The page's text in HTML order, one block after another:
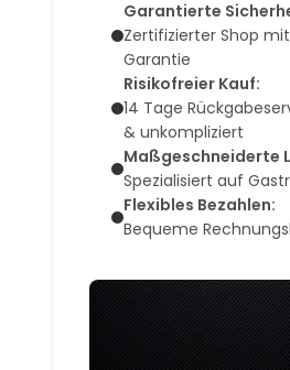
Garantierte
Zertifizierter Shop
Garantie
Risikofreier Kauf:
14 Tage
& unkompliziert
Maßgeschneiderte
Spezialisiert auf
Flexibles Bezahlen:
Bequeme